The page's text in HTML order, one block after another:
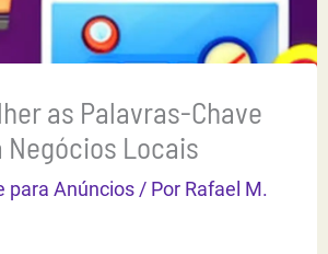
as Palavras-Chave
Negócios Locais
para Anúncios / Por Rafael M.